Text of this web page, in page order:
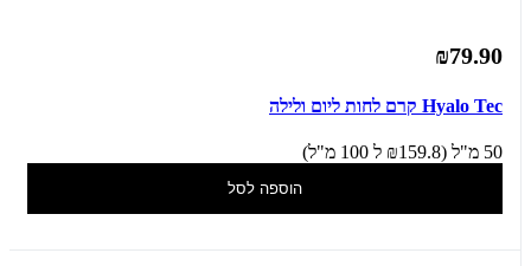
₪79.90
Hyalo Tec קרם לחות ליום ולילה
50 מ"ל (₪159.8 ל 100 מ"ל)
הוספה לסל